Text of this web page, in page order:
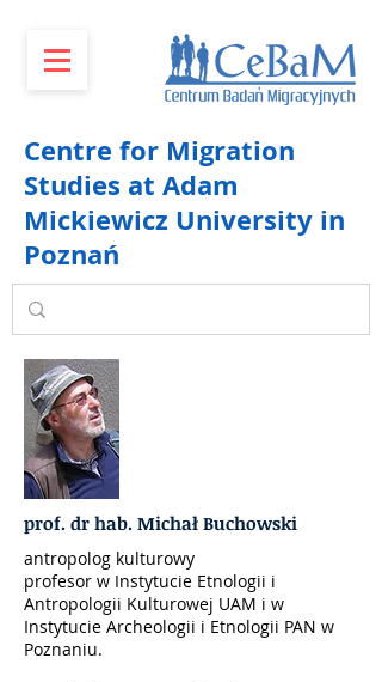
Centre for Migration
Studies at Adam
Mickiewicz University in
Poznań
prof. dr hab. Michał Buchowski
antropolog kulturowy
profesor w Instytucie Etnologii i
Antropologii Kulturowej UAM i w
Instytucie Archeologii i Etnologii PAN w
Poznaniu.